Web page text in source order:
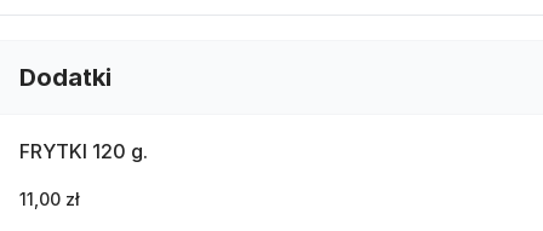
Dodatki
FRYTKI 120 g.
11,00 zł